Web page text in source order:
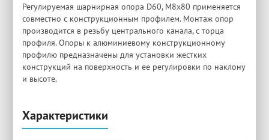
Регулируемая шарнирная опора D60, М8х80 применяется
совместно с конструкционным профилем. Монтаж опор
производится в резьбу центрального канала, с торца
профиля. Опоры к алюминиевому конструкционному
профилю предназначены для установки жестких
конструкций на поверхность и ее регулировки по наклону
и высоте.
Характеристики